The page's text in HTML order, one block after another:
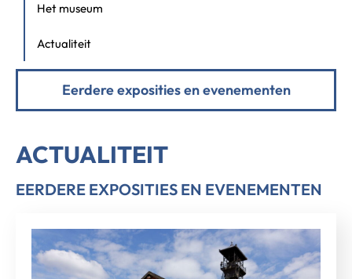
Het museum
Actualiteit
Eerdere exposities en evenementen
ACTUALITEIT
EERDERE EXPOSITIES EN EVENEMENTEN